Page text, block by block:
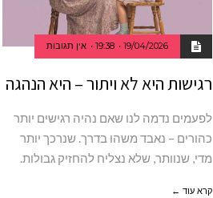
19/04/2026
19:38 אין תגובות
רגישות היא לא ויתור – היא הנהגה
לפעמים נדמה לנו שאם נהיה רגישים יותר
כהורים – נאבד משהו בדרך. שנרכך יותר
מדי, שנוותר, שלא נצליח להחזיק גבולות.
קרא עוד ←